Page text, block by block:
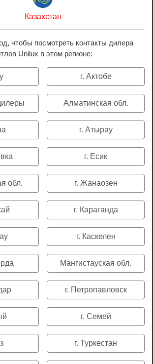
Казахстан
чтобы посмотреть контакты дилера
Unilux в этом регионе:
г. Актобе
Алматинская обл.
г. Атырау
г. Есик
обл. г. Жанаозен
г. Караганда
г. Каскелен
Мангистауская обл.
г. Петропавловск
г. Семей
г. Туркестан